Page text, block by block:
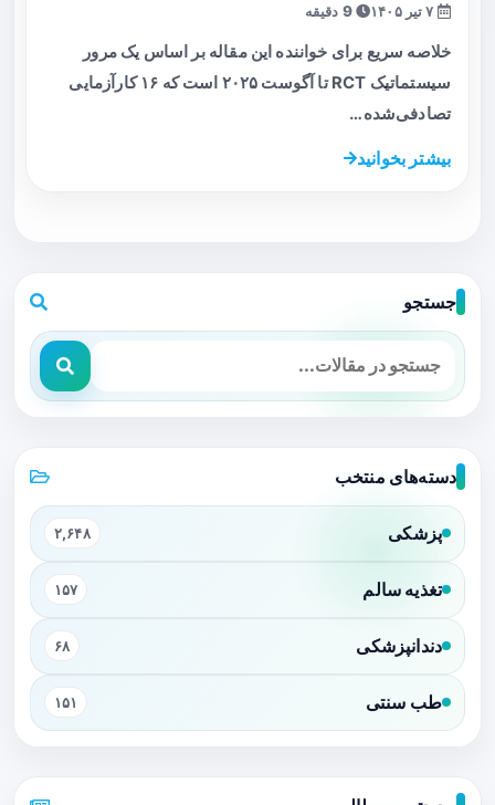
9 دقیقه
خلاصه سریع برای خواننده این مقاله بر اساس یک مرور
سیستماتیک RCT تا آگوست ۲۰۲۵ است که ۱۶ کارآزمایی
تصادفی‌شده…
بیشتر بخوانید
جستجو
دسته‌های منتخب
پزشکی ۲,۶۴۸
تغذیه سالم ۱۵۷
دندانپزشکی ۶۸
طب سنتی ۱۵۱